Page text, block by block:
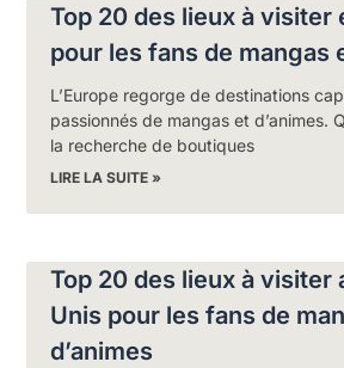
Top 20 des lieux à visiter
pour les fans de mangas
L’Europe regorge de destinations
passionnés de mangas et d’animes.
la recherche de boutiques
LIRE LA SUITE »
Top 20 des lieux à visiter
Unis pour les fans de
d’animes